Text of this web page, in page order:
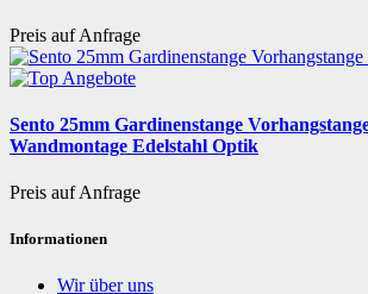
Preis auf Anfrage
Sento 25mm Gardinenstange
Wandmontage Edelstahl Optik
Preis auf Anfrage
Informationen
Wir über uns